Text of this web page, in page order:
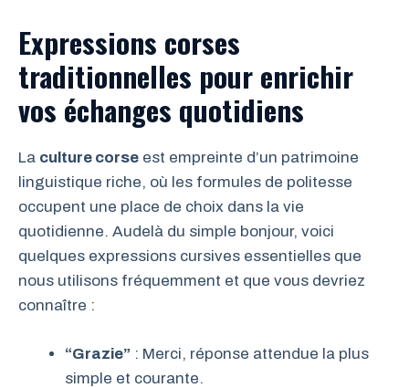
Expressions corses
traditionnelles pour enrichir
vos échanges quotidiens
La culture corse est empreinte d’un patrimoine
linguistique riche, où les formules de politesse
occupent une place de choix dans la vie
quotidienne. Audelà du simple bonjour, voici
quelques expressions cursives essentielles que
nous utilisons fréquemment et que vous devriez
connaître :
“Grazie” : Merci, réponse attendue la plus
simple et courante.